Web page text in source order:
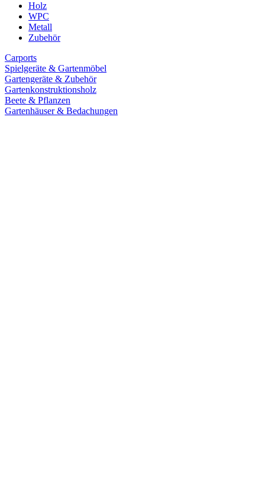
Holz
WPC
Metall
Zubehör
Carports
Spielgeräte & Gartenmöbel
Gartengeräte & Zubehör
Gartenkonstruktionsholz
Beete & Pflanzen
Gartenhäuser & Bedachungen